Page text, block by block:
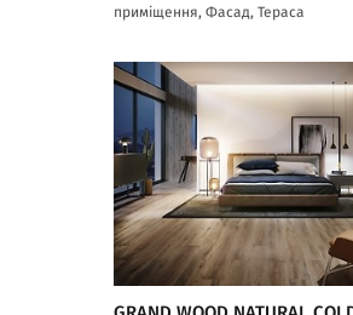
приміщення, Фасад, Тераса